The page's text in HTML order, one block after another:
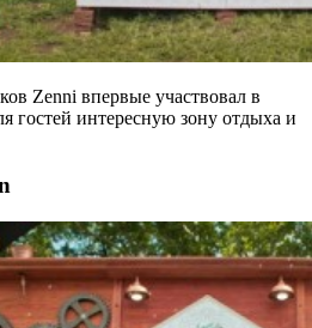
Zenni впервые участвовал в
гостей интересную зону отдыха и